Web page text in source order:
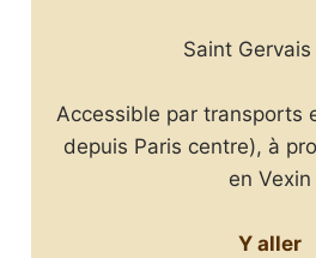
Saint
Accessible par transports
depuis Paris centre), à
en Vexin
Y aller